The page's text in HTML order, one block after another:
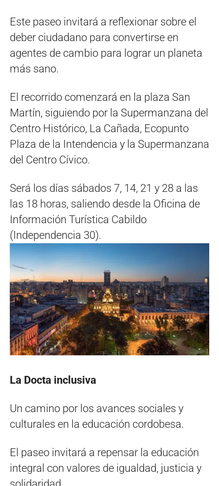
Este paseo invitará a reflexionar sobre el
deber ciudadano para convertirse en
agentes de cambio para lograr un planeta
más sano.
El recorrido comenzará en la plaza San
Martín, siguiendo por la Supermanzana del
Centro Histórico, La Cañada, Ecopunto
Plaza de la Intendencia y la Supermanzana
del Centro Cívico.
Será los días sábados 7, 14, 21 y 28 a las
las 18 horas, saliendo desde la Oficina de
Información Turística Cabildo
(Independencia 30).
La Docta inclusiva
Un camino por los avances sociales y
culturales en la educación cordobesa.
El paseo invitará a repensar la educación
integral con valores de igualdad, justicia y